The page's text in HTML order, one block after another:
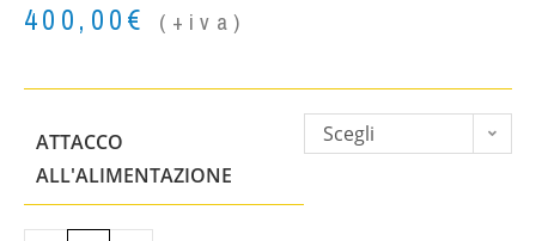
400,00€ (+iva)
ATTACCO
ALL'ALIMENTAZIONE
Scegli